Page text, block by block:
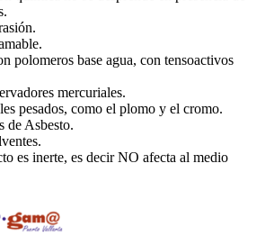
polomeros base agua, con tensoactivos
mercuriales.
pesados, como el plomo y el cromo.
de Asbesto.
es inerte, es decir NO afecta al medio